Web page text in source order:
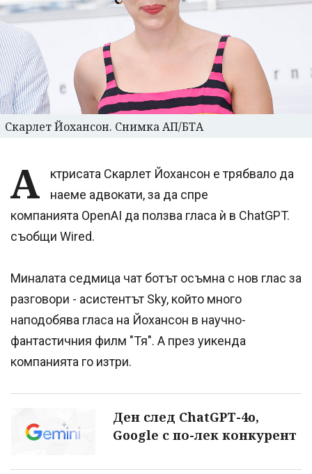
Скарлет Йохансон. Снимка АП/БТА
А
ктрисата Скарлет Йохансон е трябвало да
наеме адвокати, за да спре
компанията OpenAI да ползва гласа ѝ в ChatGPT.
съобщи Wired.
Миналата седмица чат ботът осъмна с нов глас за
разговори - асистентът Sky, който много
наподобява гласа на Йохансон в научно-
фантастичния филм "Тя". А през уикенда
компанията го изтри.
Ден след ChatGPT-4o,
Google с по-лек конкурент